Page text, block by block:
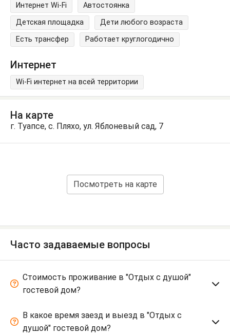
Интернет Wi-Fi
Автостоянка
Детская площадка
Дети любого возраста
Есть трансфер
Работает круглогодично
Интернет
Wi-Fi интернет на всей территории
На карте
г. Туапсе, с. Пляхо, ул. Яблоневый сад, 7
Посмотреть на карте
Часто задаваемые вопросы
Стоимость проживание в "Отдых с душой"
гостевой дом?
В какое время заезд и выезд в "Отдых с
душой" гостевой дом?